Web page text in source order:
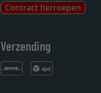
Contract herroepen
Verzending